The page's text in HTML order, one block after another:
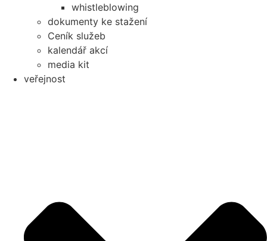
whistleblowing
dokumenty ke stažení
Ceník služeb
kalendář akcí
media kit
veřejnost